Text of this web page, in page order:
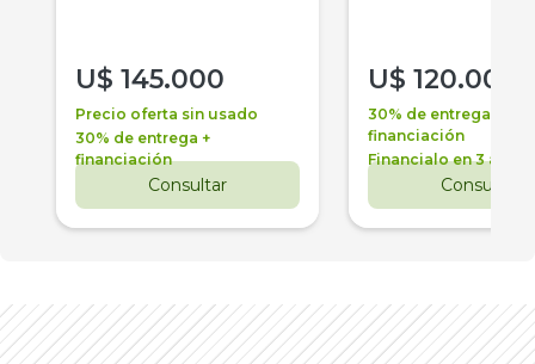
U$ 145.000
Precio oferta sin usado
30% de entrega +
financiación
Consultar
U$ 120.000
30% de entrega +
financiación
Financialo en 3 años
Consultar